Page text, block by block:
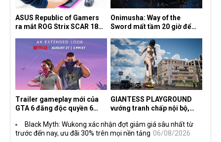
ASUS Republic of Gamers
ra mắt ROG Strix SCAR 18
Onimusha: Way of the
Sword mất tầm 20 giờ để
dành cho newbie và lão làng
Trailer gameplay mới của
GTA 6 đăng độc quyền 6
đang quá tham?
GIANTESS PLAYGROUND
vướng tranh chấp nội bộ,
ngầm chiếm đoạt doanh thu
Black Myth: Wukong xác nhận đợt giảm giá sâu nhất từ
trước đến nay, ưu đãi 30% trên mọi nền tảng 06/08/2026